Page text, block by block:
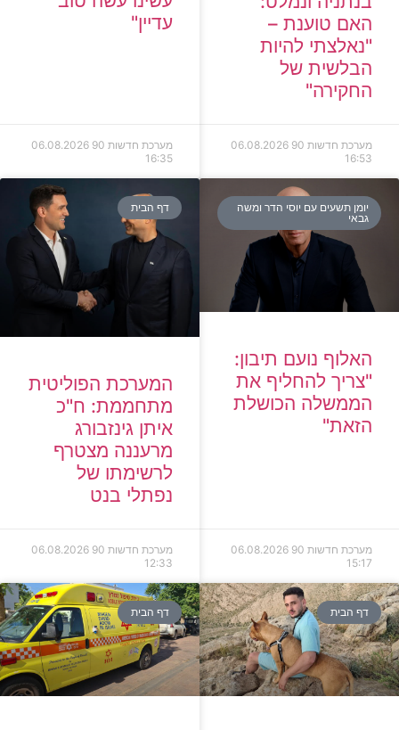
האם טוענת –
"נאלצתי להיות
הבלשית של
החקירה"
מערכת חדשות 90
06.08.2026
16:53
עדיין"
מערכת חדשות 90
06.08.2026
16:35
יומן תשעים עם יוסי הדר ומשה
גבאי
האלוף נועם תיבון:
"צריך להחליף את
הממשלה הכושלת
הזאת"
מערכת חדשות 90
06.08.2026
15:17
דף הבית
המערכת הפוליטית
מתחממת: ח"כ
איתן גינזבורג
מרעננה מצטרף
לרשימתו של
נפתלי בנט
מערכת חדשות 90
06.08.2026
12:33
דף הבית דף הבית